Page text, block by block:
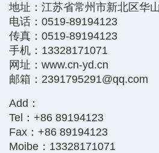
地址：江苏省常州市新北区华
电话：0519-89194123
传真：0519-89194123
手机：13328171071
网址：www.cn-yd.cn
邮箱：2391795291@qq.com
Add：
Tel：+86 89194123
Fax：+86 89194123
Moibe：13328171071